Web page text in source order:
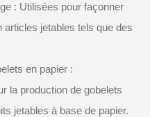
: Utilisées pour façonner
articles jetables tels que des
en papier :
la production de gobelets
jetables à base de papier.